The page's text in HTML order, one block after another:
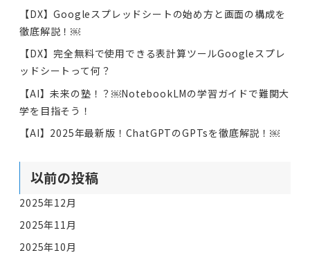
【DX】Googleスプレッドシートの始め方と画面の構成を
徹底解説！￼
【DX】完全無料で使用できる表計算ツールGoogleスプレ
ッドシートって何？
【AI】未来の塾！？￼NotebookLMの学習ガイドで難関大
学を目指そう！
【AI】2025年最新版！ChatGPTのGPTsを徹底解説！￼
以前の投稿
2025年12月
2025年11月
2025年10月